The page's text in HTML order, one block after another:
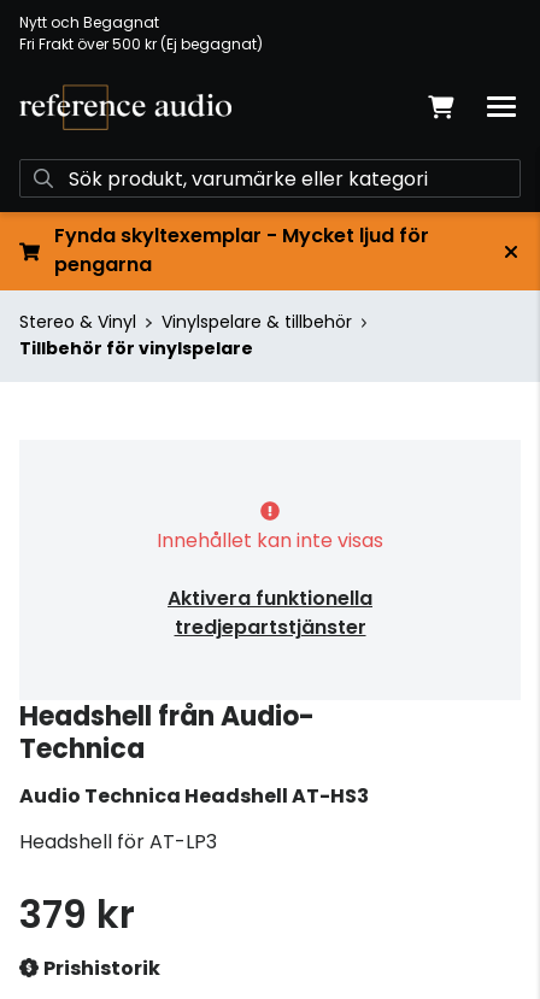
Nytt och Begagnat
Fri Frakt över 500 kr (Ej begagnat)
Fynda skyltexemplar - Mycket ljud för
pengarna
Stereo & Vinyl
Vinylspelare & tillbehör
Tillbehör för vinylspelare
Innehållet kan inte visas
Aktivera funktionella
tredjepartstjänster
Headshell från Audio-
Technica
Audio Technica Headshell AT-HS3
Headshell för AT-LP3
379 kr
Prishistorik